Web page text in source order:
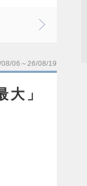
08/06～26/08/19
大」